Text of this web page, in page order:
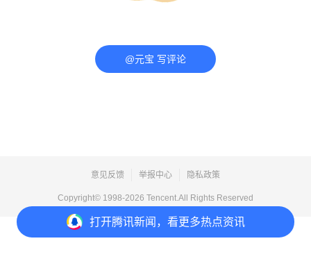
打开腾讯新闻，看更多热点资讯
@元宝 写评论
意见反馈 举报中心 隐私政策
Copyright© 1998-2026 Tencent.All Rights Reserved